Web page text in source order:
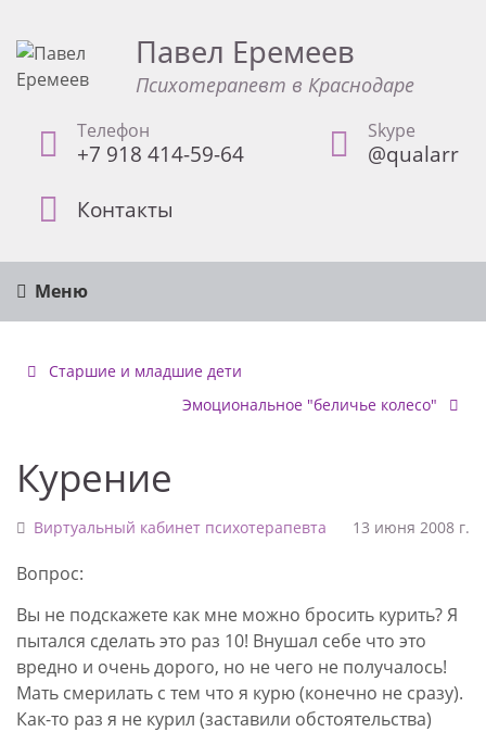
Павел Еремеев
Психотерапевт в Краснодаре
Телефон
+7 918 414-59-64
Skype
@qualarr
Контакты
Меню
Старшие и младшие дети
Эмоциональное "беличье колесо"
Курение
Виртуальный кабинет психотерапевта 13 июня 2008 г.
Вопрос:
Вы не подскажете как мне можно бросить курить? Я
пытался сделать это раз 10! Внушал себе что это
вредно и очень дорого, но не чего не получалось!
Мать смерилать с тем что я курю (конечно не сразу).
Как-то раз я не курил (заставили обстоятельства)